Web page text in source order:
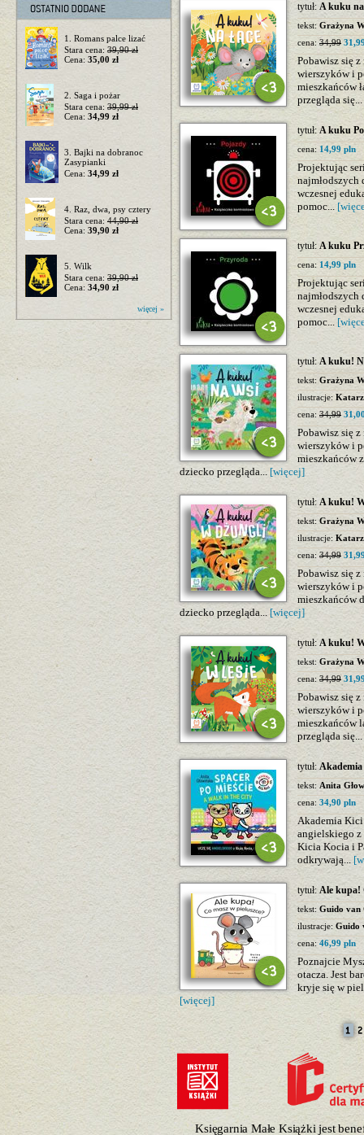
1. Romans palce lizać
Stara cena: 39,90 zł
Cena: 35,00 zł
2. Saga i pożar
Stara cena: 39,99 zł
Cena: 34,99 zł
3. Bajki na dobranoc
Zasypianki
Cena: 34,99 zł
4. Raz, dwa, psy cztery
Stara cena: 44,90 zł
Cena: 39,90 zł
5. Wilk
Stara cena: 39,90 zł
Cena: 34,90 zł
więcej »
tytuł: A kuku na
tekst: Grażyna
cena: 34,99
Pobawisz się
wierszyków i
mieszkańców
przegląda się...
tytuł: A kuku
cena: 14,99 pln
Projektując
najmłodszych
wczesnej
pomoc...
tytuł: A kuku
cena: 14,99 pln
Projektując
najmłodszych
wczesnej
pomoc...
tytuł: A kuku!
tekst: Grażyna
ilustracje:
cena: 34,99
Pobawisz się
wierszyków i
mieszkańców
dziecko przegląda... [więcej]
tytuł: A kuku!
tekst: Grażyna
ilustracje:
cena: 34,99
Pobawisz się
wierszyków i
mieszkańców
dziecko przegląda... [więcej]
tytuł:A kuku!
tekst: Grażyna
cena: 34,99
Pobawisz się
wierszyków i
mieszkańców
przegląda się...
tytuł: Akademia
tekst: Anita
cena: 34,90 pln
Akademia
angielskiego
Kicia Kocia i
odkrywają...
tytuł:Ale kupa!
tekst: Guido van
ilustracje: Guido
cena: 46,99 pln
Poznajcie
otacza. Jest
kryje się w
[więcej]
Księgarnia Małe Książki jest